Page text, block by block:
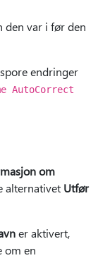
den var i før den
endringer
AutoCorrect
om
alternativet Utfør
er aktivert,
om en